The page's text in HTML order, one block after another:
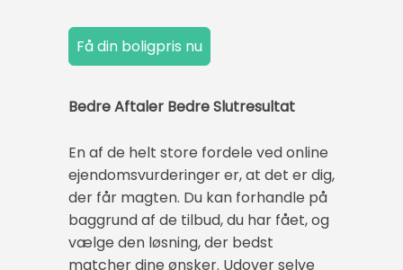
Bedre Aftaler Bedre Slutresultat
En af de helt store fordele ved online
ejendomsvurderinger er, at det er dig,
der får magten. Du kan forhandle på
baggrund af de tilbud, du har fået, og
vælge den løsning, der bedst
matcher dine ønsker. Udover selve